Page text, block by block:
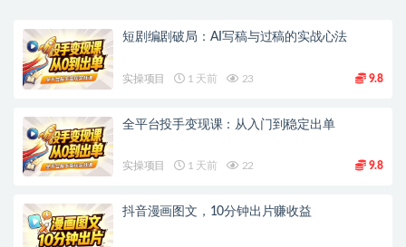
短剧编剧破局：AI写稿与过稿的实战心法
实操项目 1 天前 23 9.8
全平台投手变现课：从入门到稳定出单
实操项目 1 天前 22 9.8
抖音漫画图文，10分钟出片赚收益